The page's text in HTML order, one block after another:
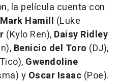
la película cuenta con
Mark Hamill (Luke
(Kylo Ren), Daisy Ridley
Benicio del Toro (DJ),
Gwendoline
y Oscar Isaac (Poe).